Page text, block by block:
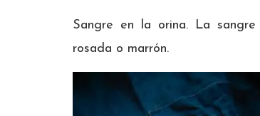
Sangre en la orina. La
rosada o marrón.